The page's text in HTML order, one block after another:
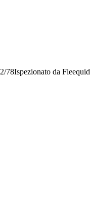
2/78Ispezionato da Fleequid